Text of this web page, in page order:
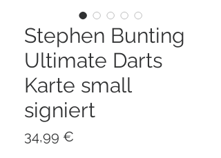
Stephen Bunting
Ultimate Darts
Karte small
signiert
34,99 €